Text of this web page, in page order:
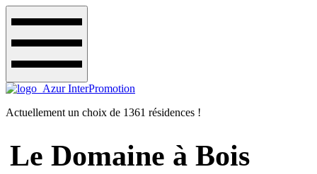
Actuellement un choix de 1361 résidences !
Le Domaine à Bois